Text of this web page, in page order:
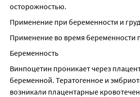
осторожностью.
Применение при беременности и
Применение во время беременности
Беременность
Винпоцетин проникает через
беременной. Тератогенное и
возникали плацентарные